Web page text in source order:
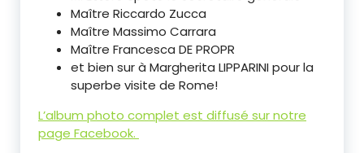
Maître Riccardo Zucca
Maître Massimo Carrara
Maître Francesca DE PROPR
et bien sur à Margherita LIPPARINI pour la
superbe visite de Rome!
L’album photo complet est diffusé sur notre
page Facebook.